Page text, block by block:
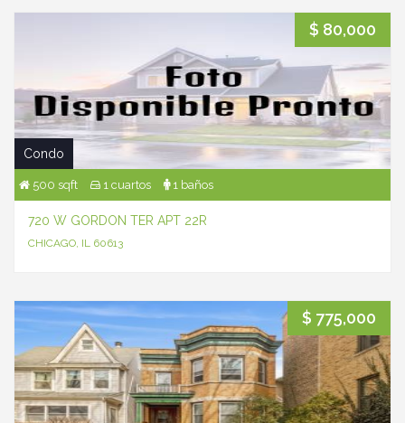
$ 80,000
Condo
500 sqft 1 cuartos 1 baños
720 W GORDON TER APT 22R
CHICAGO, IL 60613
$ 775,000